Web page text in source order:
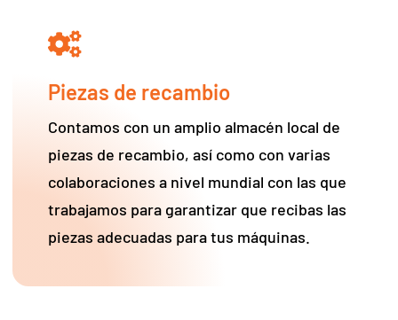
Piezas de recambio
Contamos con un amplio almacén local de
piezas de recambio, así como con varias
colaboraciones a nivel mundial con las que
trabajamos para garantizar que recibas las
piezas adecuadas para tus máquinas.